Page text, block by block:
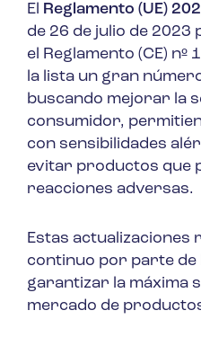
El Reglamento (UE)
de 26 de julio de 2023
el Reglamento (CE) nº
la lista un gran
buscando mejorar la
consumidor,
con sensibilidades
evitar productos que
reacciones adversas.
Estas actualizaciones
continuo por parte de
garantizar la máxima
mercado de